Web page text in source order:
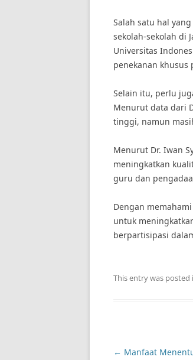
Salah satu hal
sekolah-sekolah di
Universitas
penekanan khusus
Selain itu, perlu
Menurut data dari
tinggi, namun
Menurut Dr. Iwan
meningkatkan
guru dan
Dengan
untuk
berpartisipasi
This entry was posted
Post
← Manfaat